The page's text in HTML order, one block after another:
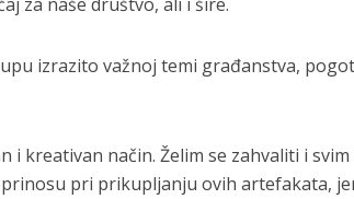
izrazito važnoj temi građanstva,
kreativan način. Želim se zahvaliti i svim
pri prikupljanju ovih artefakata,